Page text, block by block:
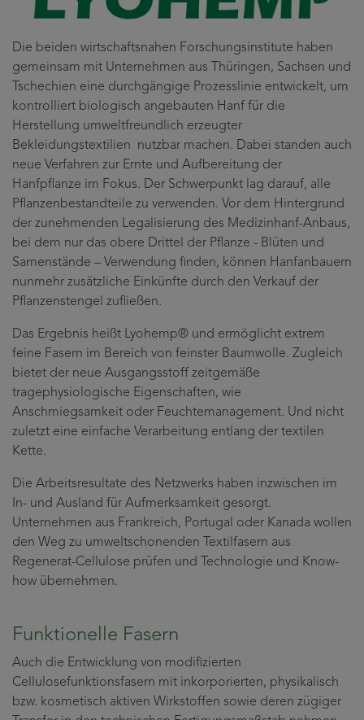
Die beiden wirtschaftsnahen Forschungsinstitute haben
gemeinsam mit Unternehmen aus Thüringen, Sachsen und
Tschechien eine durchgängige Prozesslinie entwickelt, um
kontrolliert biologisch angebauten Hanf für die
Herstellung umweltfreundlich erzeugter
Bekleidungstextilien nutzbar machen. Dabei standen auch
neue Verfahren zur Ernte und Aufbereitung der
Hanfpflanze im Fokus. Der Schwerpunkt lag darauf, alle
Pflanzenbestandteile zu verwenden. Vor dem Hintergrund
der zunehmenden Legalisierung des Medizinhanf-Anbaus,
bei dem nur das obere Drittel der Pflanze - Blüten und
Samenstände – Verwendung finden, können Hanfanbauern
nunmehr zusätzliche Einkünfte durch den Verkauf der
Pflanzenstengel zufließen.
Das Ergebnis heißt Lyohemp® und ermöglicht extrem
feine Fasern im Bereich von feinster Baumwolle. Zugleich
bietet der neue Ausgangsstoff zeitgemäße
tragephysiologische Eigenschaften, wie
Anschmiegsamkeit oder Feuchtemanagement. Und nicht
zuletzt eine einfache Verarbeitung entlang der textilen
Kette.
Die Arbeitsresultate des Netzwerks haben inzwischen im
In- und Ausland für Aufmerksamkeit gesorgt.
Unternehmen aus Frankreich, Portugal oder Kanada wollen
den Weg zu umweltschonenden Textilfasern aus
Regenerat-Cellulose prüfen und Technologie und Know-
how übernehmen.
Funktionelle Fasern
Auch die Entwicklung von modifizierten
Cellulosefunktionsfasern mit inkorporierten, physikalisch
bzw. kosmetisch aktiven Wirkstoffen sowie deren zügiger